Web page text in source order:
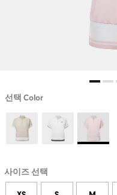
선택 Color
사이즈 선택